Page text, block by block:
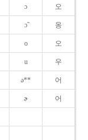
ɔ 오
ɔ̃ 옹
o 오
u 우
ə** 어
ɚ 어